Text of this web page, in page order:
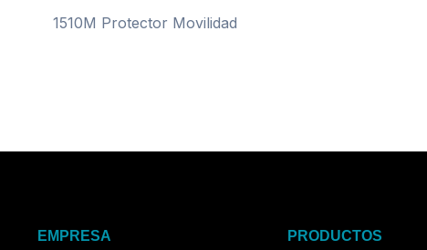
1510M Protector Movilidad
EMPRESA PRODUCTOS